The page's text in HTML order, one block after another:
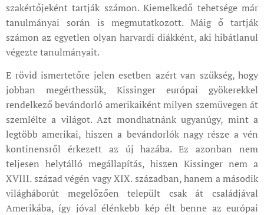
szakértőjeként tartják számon. Kiemelkedő tehetsége már
tanulmányai során is megmutatkozott. Máig ő tartják
számon az egyetlen olyan harvardi diákként, aki hibátlanul
végezte tanulmányait.
E rövid ismertetőre jelen esetben azért van szükség, hogy
jobban megérthessük, Kissinger európai gyökerekkel
rendelkező bevándorló amerikaiként milyen szemüvegen át
szemlélte a világot. Azt mondhatnánk ugyanúgy, mint a
legtöbb amerikai, hiszen a bevándorlók nagy része a vén
kontinensről érkezett az új hazába. Ez azonban nem
teljesen helytálló megállapítás, hiszen Kissinger nem a
XVIII. század végén vagy XIX. században, hanem a második
világháborút megelőzően települt csak át családjával
Amerikába, így jóval élénkebb kép élt benne az európai